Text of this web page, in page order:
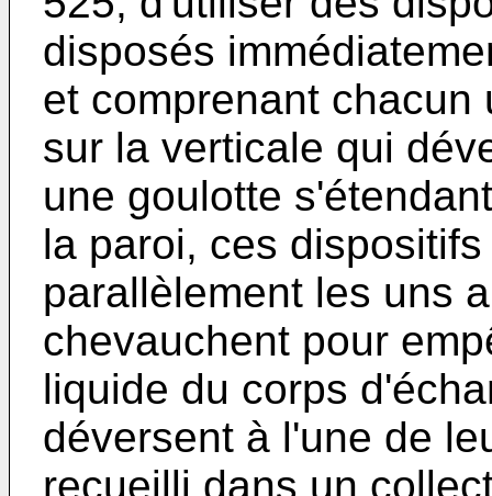
disposés
et comprenant
sur la verticale qui
une goulotte
la paroi, ces
parallèlement les uns
chevauchent pour
liquide du corps
déversent à l'une de
recueilli dans un